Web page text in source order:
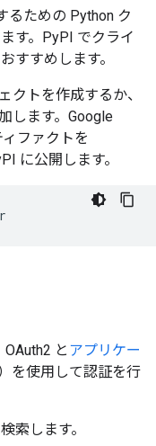
るための Python ク
す。PyPI でクライ
すすめします。
クトを作成するか、
します。Google
ファクトを
に公開します。
と アプリケー
）を使用して認証を行
索します。